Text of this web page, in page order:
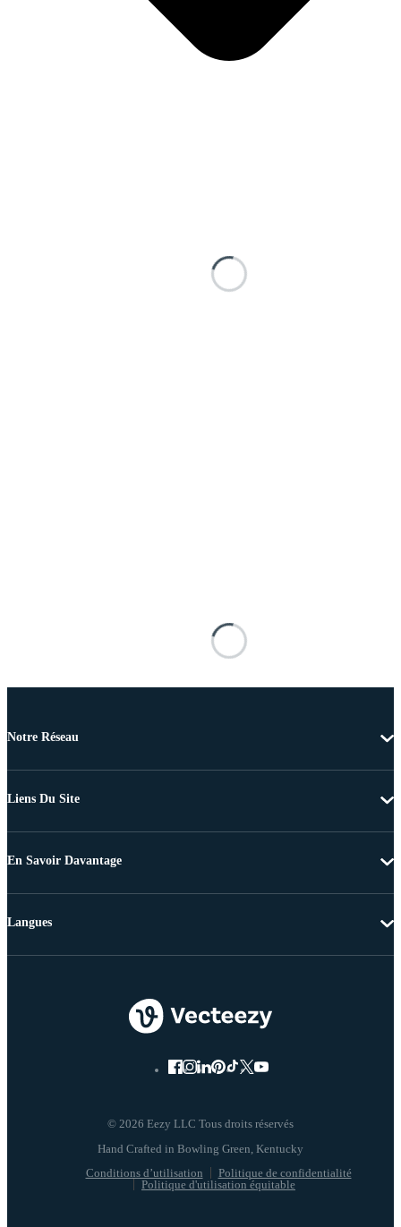
Notre Réseau
Liens Du Site
En Savoir Davantage
© 2026 Eezy LLC Tous droits réservés
Conditions d’utilisation
Politique de confidentialité
Politique d'utilisation équitable
Langues